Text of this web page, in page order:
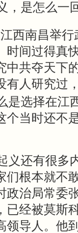
，是怎么一
西南昌举
时间过得真
中共夺天下
有人研究过
是选择在江
个当时还不
义还有很多
们根本就不
政治局常委
已经被莫斯
领导人。他